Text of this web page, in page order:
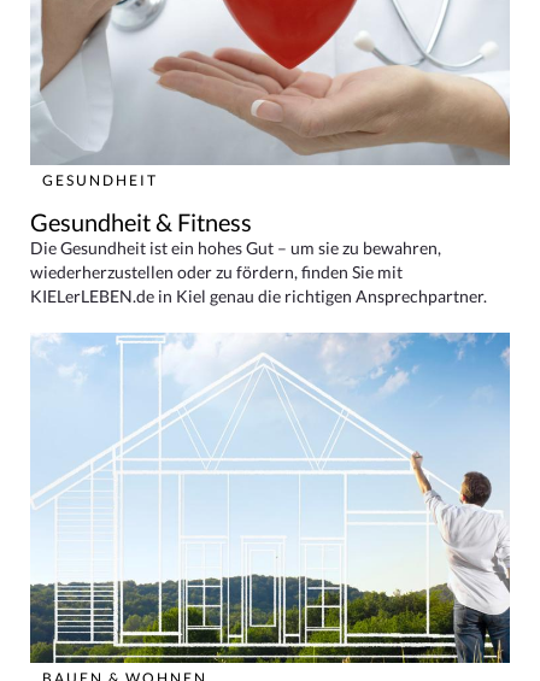
GESUNDHEIT
Gesundheit & Fitness
Die Gesundheit ist ein hohes Gut – um sie zu bewahren,
wiederherzustellen oder zu fördern, finden Sie mit
KIELerLEBEN.de in Kiel genau die richtigen Ansprechpartner.